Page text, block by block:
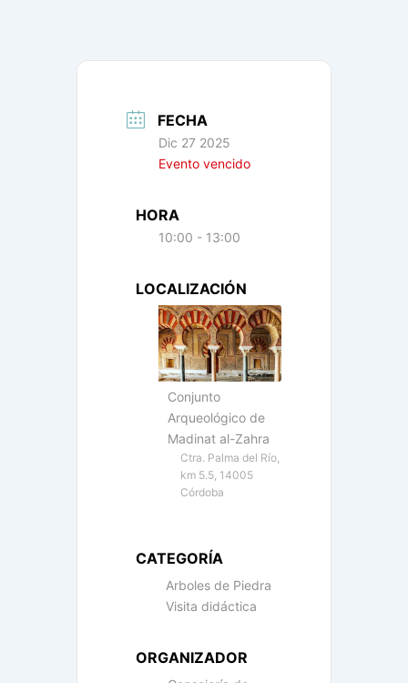
FECHA
Dic 27 2025
Evento vencido
HORA
10:00 - 13:00
LOCALIZACIÓN
Conjunto
Arqueológico de
Madinat al-Zahra
Ctra. Palma del Río,
km 5.5, 14005
Córdoba
CATEGORÍA
Arboles de Piedra
Visita didáctica
ORGANIZADOR